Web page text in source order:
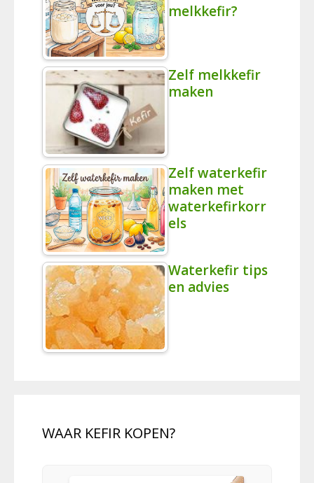
melkkefir?
Zelf melkkefir
maken
Zelf waterkefir
maken met
waterkefirkorr
els
Waterkefir tips
en advies
WAAR KEFIR KOPEN?